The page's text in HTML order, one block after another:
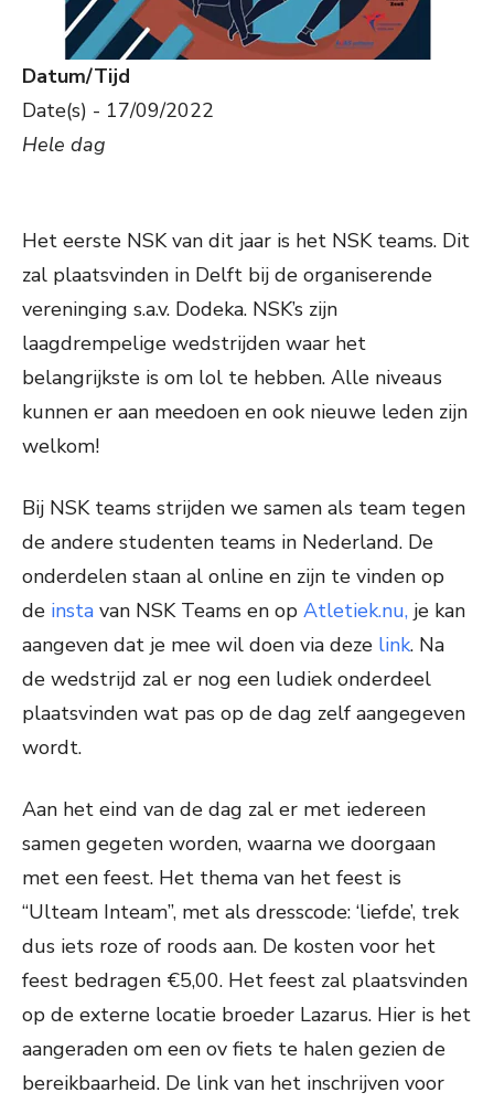
Datum/Tijd
Date(s) - 17/09/2022
Hele dag
Het eerste NSK van dit jaar is het NSK teams. Dit
zal plaatsvinden in Delft bij de organiserende
vereninging s.a.v. Dodeka. NSK’s zijn
laagdrempelige wedstrijden waar het
belangrijkste is om lol te hebben. Alle niveaus
kunnen er aan meedoen en ook nieuwe leden zijn
welkom!
Bij NSK teams strijden we samen als team tegen
de andere studenten teams in Nederland. De
onderdelen staan al online en zijn te vinden op
de insta van NSK Teams en op Atletiek.nu, je kan
aangeven dat je mee wil doen via deze link. Na
de wedstrijd zal er nog een ludiek onderdeel
plaatsvinden wat pas op de dag zelf aangegeven
wordt.
Aan het eind van de dag zal er met iedereen
samen gegeten worden, waarna we doorgaan
met een feest. Het thema van het feest is
“Ulteam Inteam”, met als dresscode: ‘liefde’, trek
dus iets roze of roods aan. De kosten voor het
feest bedragen €5,00. Het feest zal plaatsvinden
op de externe locatie broeder Lazarus. Hier is het
aangeraden om een ov fiets te halen gezien de
bereikbaarheid. De link van het inschrijven voor